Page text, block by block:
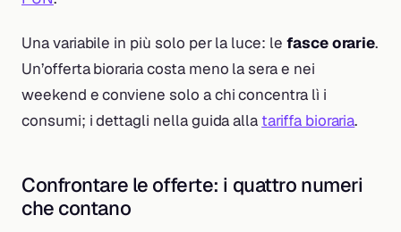
Una variabile in più solo per la luce: le fasce orarie.
Un’offerta bioraria costa meno la sera e nei
weekend e conviene solo a chi concentra lì i
consumi; i dettagli nella guida alla tariffa bioraria.
Confrontare le offerte: i quattro numeri
che contano